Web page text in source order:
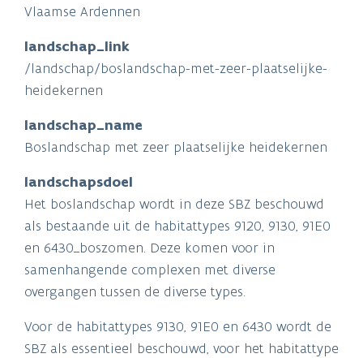
Vlaamse Ardennen
landschap_link
/landschap/boslandschap-met-zeer-plaatselijke-
heidekernen
landschap_name
Boslandschap met zeer plaatselijke heidekernen
landschapsdoel
Het boslandschap wordt in deze SBZ beschouwd
als bestaande uit de habitattypes 9120, 9130, 91E0
en 6430_boszomen. Deze komen voor in
samenhangende complexen met diverse
overgangen tussen de diverse types.
Voor de habitattypes 9130, 91E0 en 6430 wordt de
SBZ als essentieel beschouwd, voor het habitattype